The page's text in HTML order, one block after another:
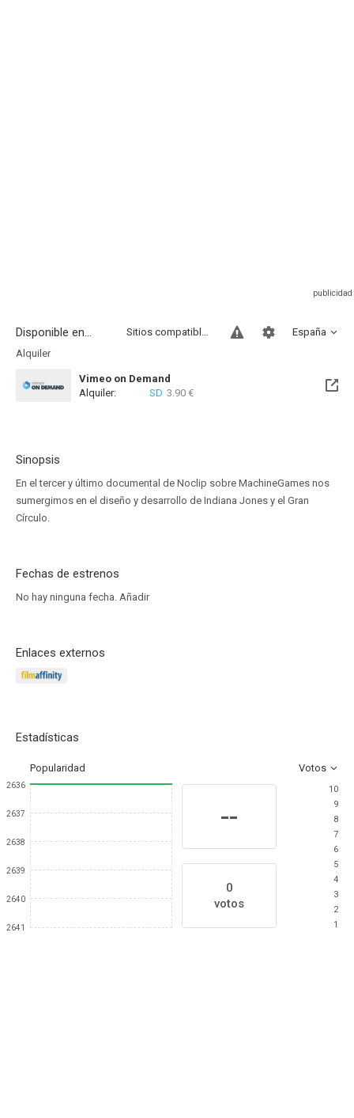
Disponible en... España
Sitios compatibles
Alquiler
Vimeo on Demand
Alquiler:
SD 3.90 €
Sinopsis
En el tercer y último documental de Noclip sobre MachineGames nos
sumergimos en el diseño y desarrollo de Indiana Jones y el Gran
Círculo.
Fechas de estrenos
No hay ninguna fecha. Añadir
Enlaces externos
Estadísticas
Popularidad Votos
2636
2637
2638
2639
2640
2641
--
0
votos
10
9
8
7
6
5
4
3
2
1